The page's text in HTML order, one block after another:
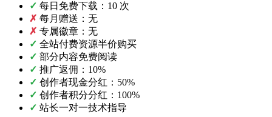
✓ 每日免费下载：10 次
✗ 每月赠送：无
✗ 专属徽章：无
✓ 全站付费资源半价购买
✓ 部分内容免费阅读
✓ 推广返佣：10%
✓ 创作者现金分红：50%
✓ 创作者积分分红：100%
✓ 站长一对一技术指导